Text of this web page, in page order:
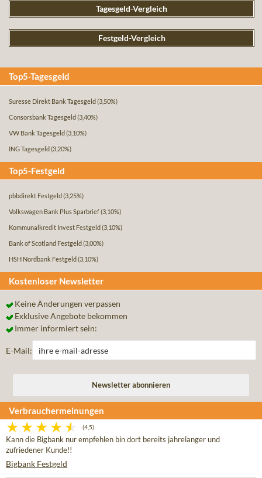
Tagesgeld-Vergleich
Festgeld-Vergleich
Top5-Tagesgeld
Suresse Direkt Bank Tagesgeld (3,50%)
Consorsbank Tagesgeld (3,40%)
VW Bank Tagesgeld (3,10%)
ING Tagesgeld (3,20%)
Top5-Festgeld
pbbdirekt Festgeld (3,25%)
Volkswagen Bank Plus Sparbrief(3,10%)
Kommunalkredit Invest Festgeld (3,10%)
Bank of Scotland Festgeld (3,00%)
HSH Nordbank Festgeld (3,10%)
Kostenloser Newsletter
Keine Änderungen verpassen
Exklusive Angebote bekommen
Immer informiert sein:
E-Mail:
Verbrauchermeinungen
(4,5)
Kann die Bigbank nur empfehlen bin dort bereits jahrelanger und
zufriedener Kunde!!
Bigbank Festgeld